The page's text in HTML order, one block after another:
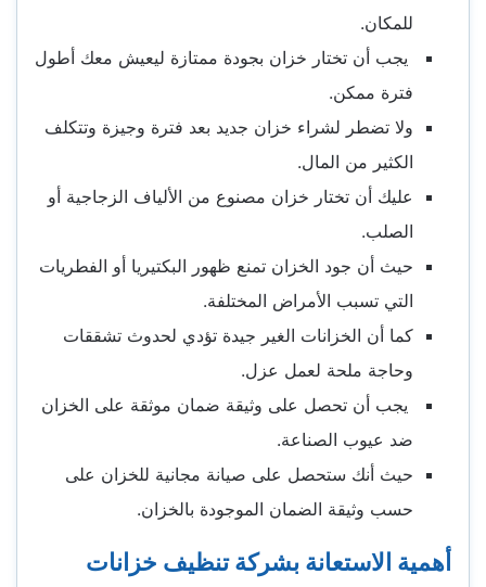
للمكان.
يجب أن تختار خزان بجودة ممتازة ليعيش معك أطول
فترة ممكن.
ولا تضطر لشراء خزان جديد بعد فترة وجيزة وتتكلف
الكثير من المال.
عليك أن تختار خزان مصنوع من الألياف الزجاجية أو
الصلب.
حيث أن جود الخزان تمنع ظهور البكتيريا أو الفطريات
التي تسبب الأمراض المختلفة.
كما أن الخزانات الغير جيدة تؤدي لحدوث تشققات
وحاجة ملحة لعمل عزل.
يجب أن تحصل على وثيقة ضمان موثقة على الخزان
ضد عيوب الصناعة.
حيث أنك ستحصل على صيانة مجانية للخزان على
حسب وثيقة الضمان الموجودة بالخزان.
أهمية الاستعانة بشركة تنظيف خزانات